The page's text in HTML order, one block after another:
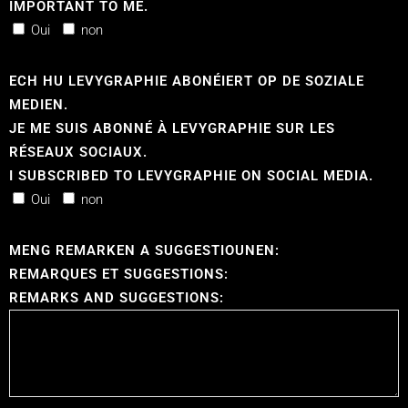
IMPORTANT TO ME.
Oui
non
ECH HU LEVYGRAPHIE ABONÉIERT OP DE SOZIALE
MEDIEN.
JE ME SUIS ABONNÉ À LEVYGRAPHIE SUR LES
RÉSEAUX SOCIAUX.
I SUBSCRIBED TO LEVYGRAPHIE ON SOCIAL MEDIA.
Oui
non
MENG REMARKEN A SUGGESTIOUNEN:
REMARQUES ET SUGGESTIONS:
REMARKS AND SUGGESTIONS: